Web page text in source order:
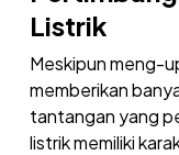
Listrik
Meskipun meng-
memberikan
tantangan yang
listrik memiliki